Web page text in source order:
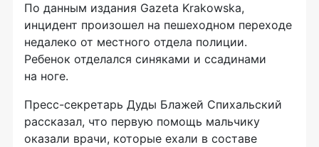
По данным издания Gazeta Krakowska,
инцидент произошел на пешеходном переходе
недалеко от местного отдела полиции.
Ребенок отделался синяками и ссадинами
на ноге.
Пресс-секретарь Дуды Блажей Спихальский
рассказал, что первую помощь мальчику
оказали врачи, которые ехали в составе